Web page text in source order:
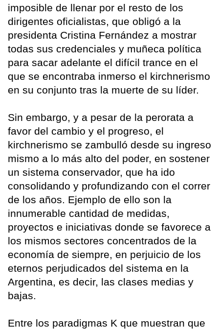
imposible de llenar por el resto de los
dirigentes oficialistas, que obligó a la
presidenta Cristina Fernández a mostrar
todas sus credenciales y muñeca política
para sacar adelante el difícil trance en el
que se encontraba inmerso el kirchnerismo
en su conjunto tras la muerte de su líder.
Sin embargo, y a pesar de la perorata a
favor del cambio y el progreso, el
kirchnerismo se zambulló desde su ingreso
mismo a lo más alto del poder, en sostener
un sistema conservador, que ha ido
consolidando y profundizando con el correr
de los años. Ejemplo de ello son la
innumerable cantidad de medidas,
proyectos e iniciativas donde se favorece a
los mismos sectores concentrados de la
economía de siempre, en perjuicio de los
eternos perjudicados del sistema en la
Argentina, es decir, las clases medias y
bajas.
Entre los paradigmas K que muestran que